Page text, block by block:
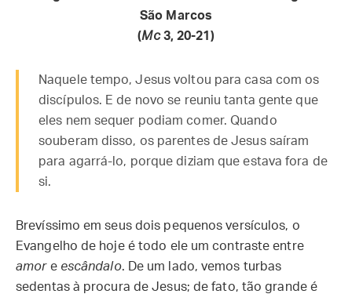
São Marcos
(Mc3, 20-21)
Naquele tempo, Jesus voltou para casa com os
discípulos. E de novo se reuniu tanta gente que
eles nem sequer podiam comer. Quando
souberam disso, os parentes de Jesus saíram
para agarrá-lo, porque diziam que estava fora de
si.
Brevíssimo em seus dois pequenos versículos, o
Evangelho de hoje é todo ele um contraste entre
amore escândalo. De um lado, vemos turbas
sedentas à procura de Jesus; de fato, tão grande é